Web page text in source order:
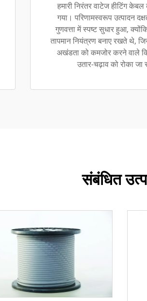
हमारी निरंतर वाटेज हीटिंग
गया। परिणामस्वरूप उत्पादन
गुणवत्ता में स्पष्ट सुधार हुआ,
तापमान नियंत्रण बनाए रखते थे,
अखंडता को कमजोर करने वाले
उतार-चढ़ाव को रोका जा
संबंधित